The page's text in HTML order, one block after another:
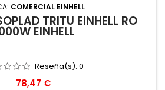
COMERCIAL EINHELL
TRITU EINHELL RO
EINHELL
Reseña(s): 0
Precio
78,47 €